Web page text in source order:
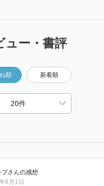
ュー・書評
順 新着順
プさんの感想
6月1日